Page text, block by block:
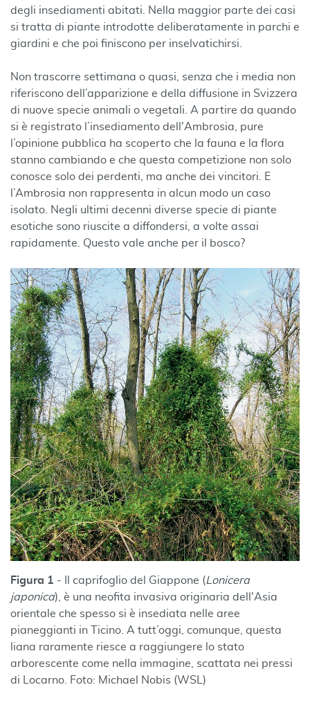
degli insediamenti abitati. Nella maggior parte dei casi
si tratta di piante introdotte deliberatamente in parchi e
giardini e che poi finiscono per inselvatichirsi.
Non trascorre settimana o quasi, senza che i media non
riferiscono dell’apparizione e della diffusione in Svizzera
di nuove specie animali o vegetali. A partire da quando
si è registrato l’insediamento dell'Ambrosia, pure
l’opinione pubblica ha scoperto che la fauna e la flora
stanno cambiando e che questa competizione non solo
conosce solo dei perdenti, ma anche dei vincitori. E
l’Ambrosia non rappresenta in alcun modo un caso
isolato. Negli ultimi decenni diverse specie di piante
esotiche sono riuscite a diffondersi, a volte assai
rapidamente. Questo vale anche per il bosco?
Figura 1 - Il caprifoglio del Giappone (Lonicera
japonica), è una neofita invasiva originaria dell'Asia
orientale che spesso si è insediata nelle aree
pianeggianti in Ticino. A tutt’oggi, comunque, questa
liana raramente riesce a raggiungere lo stato
arborescente come nella immagine, scattata nei pressi
di Locarno. Foto: Michael Nobis (WSL)